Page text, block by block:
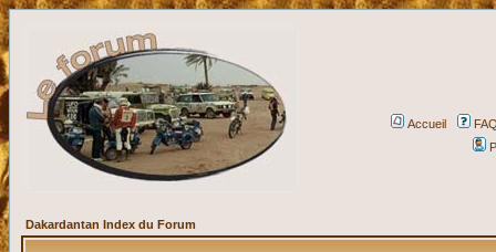
Accueil
Dakardantan Index du Forum